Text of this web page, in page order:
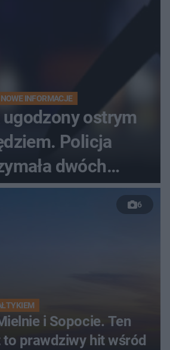
NOWE INFORMACJE
ostrym
Policja
dwóch
6
i Sopocie. Ten
prawdziwy hit wśród